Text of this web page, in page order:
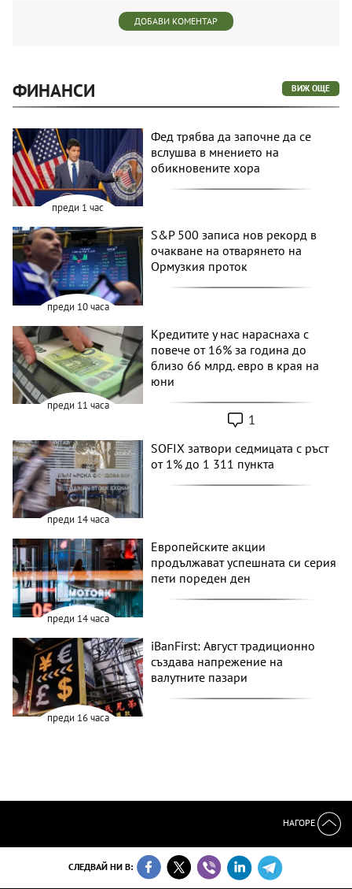
ДОБАВИ КОМЕНТАР
ФИНАНСИ ВИЖ ОЩЕ
преди 1 час
Фед трябва да започне да се
вслушва в мнението на
обикновените хора
преди 10 часа
S&P 500 записа нов рекорд в
очакване на отварянето на
Ормузкия проток
преди 11 часа
Кредитите у нас нараснаха с
повече от 16% за година до
близо 66 млрд. евро в края на
юни
1
преди 14 часа
SOFIX затвори седмицата с ръст
от 1% до 1 311 пункта
преди 14 часа
Европейските акции
продължават успешната си серия
пети пореден ден
преди 16 часа
iBanFirst: Август традиционно
създава напрежение на
валутните пазари
НАГОРЕ
СЛЕДВАЙ НИ В: